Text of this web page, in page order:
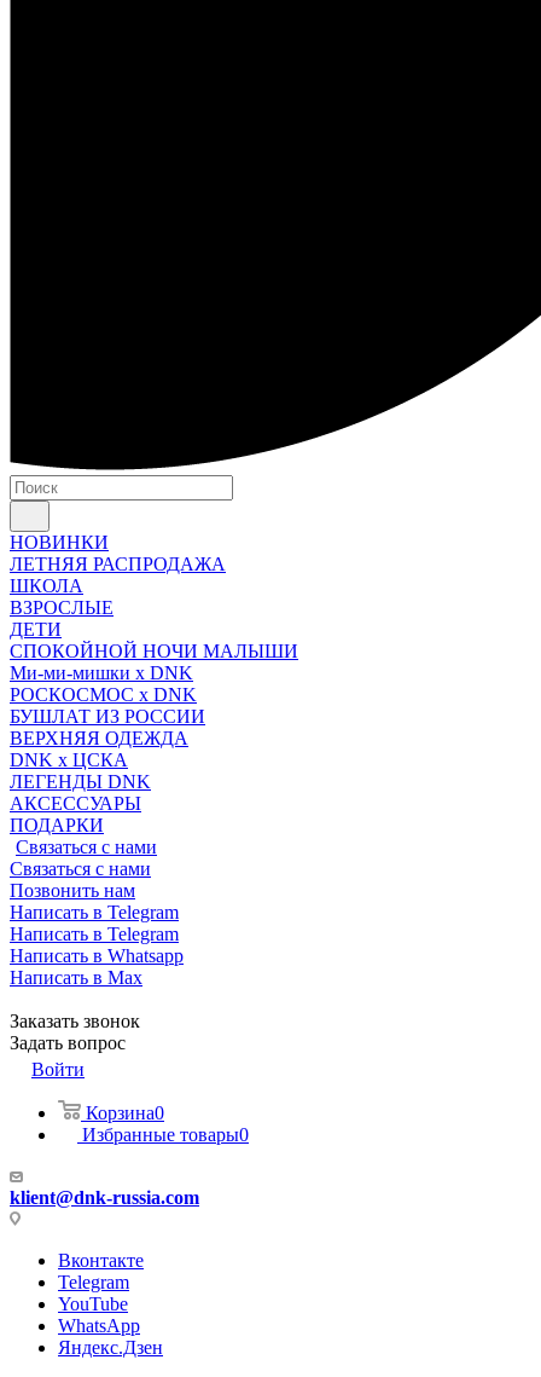
НОВИНКИ
ЛЕТНЯЯ РАСПРОДАЖА
ШКОЛА
ВЗРОСЛЫЕ
ДЕТИ
СПОКОЙНОЙ НОЧИ МАЛЫШИ
Ми-ми-мишки x DNK
РОСКОСМОС x DNK
БУШЛАТ ИЗ РОССИИ
ВЕРХНЯЯ ОДЕЖДА
DNK x ЦСКА
ЛЕГЕНДЫ DNK
АКСЕССУАРЫ
ПОДАРКИ
Связаться с нами
Связаться с нами
Позвонить нам
Написать в Telegram
Написать в Telegram
Написать в Whatsapp
Написать в Max
Заказать звонок
Задать вопрос
Войти
Корзина0
Избранные товары0
klient@dnk-russia.com
Вконтакте
Telegram
YouTube
WhatsApp
Яндекс.Дзен